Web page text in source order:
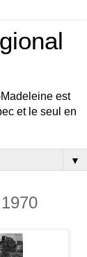
est
et le seul en
▼